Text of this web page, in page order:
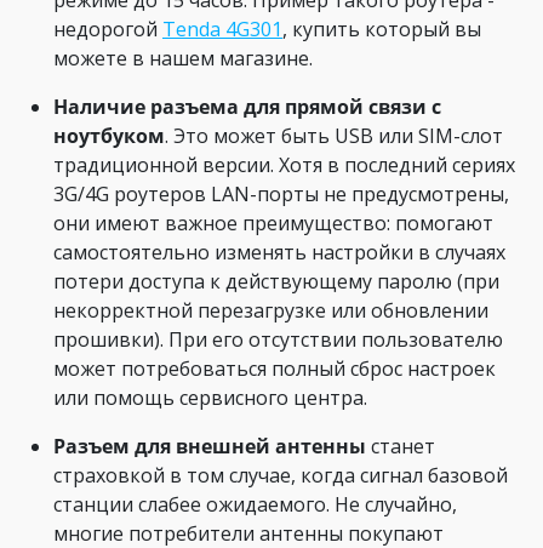
недорогой Tenda 4G301, купить который вы
можете в нашем магазине.
Наличие разъема для прямой связи с
ноутбуком. Это может быть USB или SIM-слот
традиционной версии. Хотя в последний сериях
3G/4G роутеров LAN-порты не предусмотрены,
они имеют важное преимущество: помогают
самостоятельно изменять настройки в случаях
потери доступа к действующему паролю (при
некорректной перезагрузке или обновлении
прошивки). При его отсутствии пользователю
может потребоваться полный сброс настроек
или помощь сервисного центра.
Разъем для внешней антенны станет
страховкой в том случае, когда сигнал базовой
станции слабее ожидаемого. Не случайно,
многие потребители антенны покупают